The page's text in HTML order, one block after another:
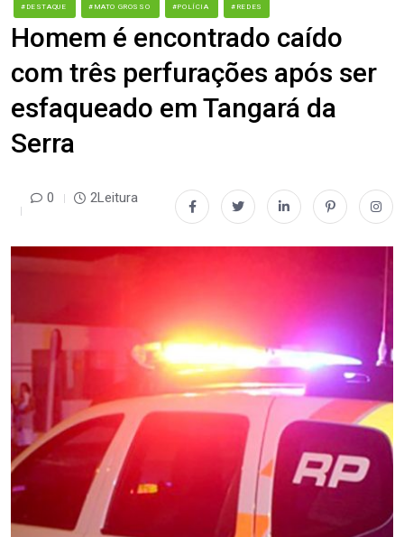
#DESTAQUE #MATO GROSSO #POLÍCIA #REDES
Homem é encontrado caído
com três perfurações após ser
esfaqueado em Tangará da
Serra
0 2Leitura